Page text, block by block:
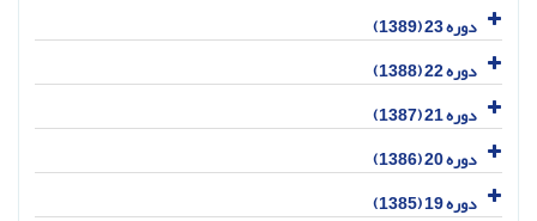
دوره 23 (1389)
دوره 22 (1388)
دوره 21 (1387)
دوره 20 (1386)
دوره 19 (1385)